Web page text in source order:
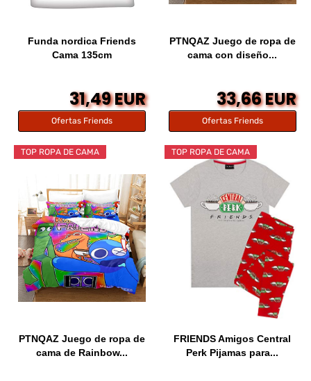
Funda nordica Friends
Cama 135cm
31,49 EUR
Ofertas Friends
PTNQAZ Juego de ropa de
cama con diseño...
33,66 EUR
Ofertas Friends
TOP ROPA DE CAMA
PTNQAZ Juego de ropa de
cama de Rainbow...
TOP ROPA DE CAMA
FRIENDS Amigos Central
Perk Pijamas para...